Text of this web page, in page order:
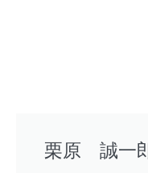
栗原 誠一